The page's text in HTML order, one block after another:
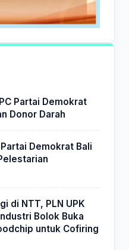
Partai Demokrat
Donor Darah
Demokrat Bali
di NTT, PLN UPK
Bolok Buka
untuk Cofiring